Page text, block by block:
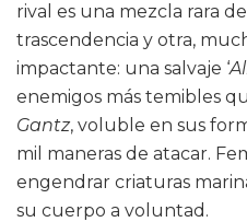
rival es una mezcla rara
trascendencia y otra,
impactante: una salvaje ‘
enemigos más temibles
Gantz, voluble en sus
mil maneras de atacar.
engendrar criaturas
su cuerpo a voluntad.